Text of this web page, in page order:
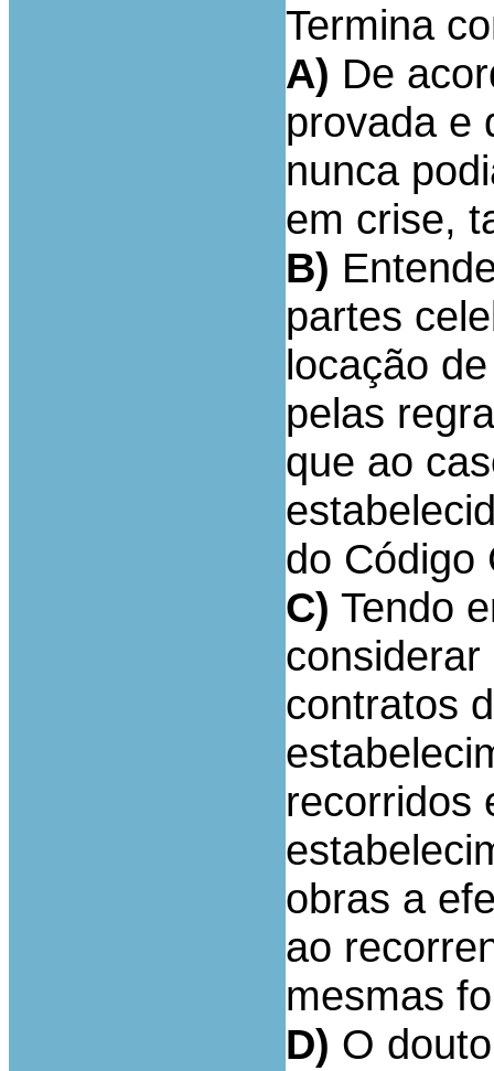
Termina
A) De
provada e
nunca
em crise,
B)
partes
locação
pelas
que ao
do Código
C) Tendo
contratos
recorridos
obras a
ao
mesmas
D) O